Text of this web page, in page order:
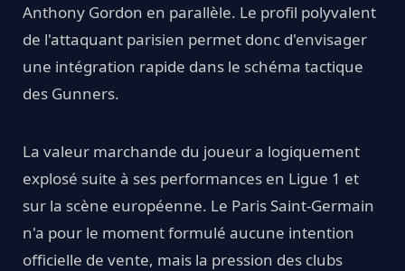
Anthony Gordon en parallèle. Le profil polyvalent
de l'attaquant parisien permet donc d'envisager
une intégration rapide dans le schéma tactique
des Gunners.
La valeur marchande du joueur a logiquement
explosé suite à ses performances en Ligue 1 et
sur la scène européenne. Le Paris Saint-Germain
n'a pour le moment formulé aucune intention
officielle de vente, mais la pression des clubs